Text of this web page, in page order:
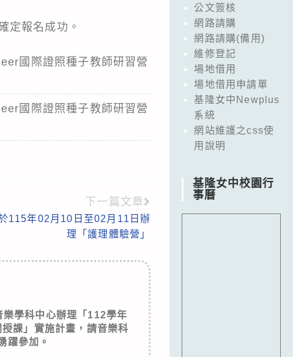
定報名成功。
國際證照種子教師研習營
國際證照種子教師研習營
下一篇文章
115年02月10日至02月11日辦
理「護理體驗營」
學科中心辦理「112學年
課」實施計畫，請音樂科
躍參加。
公文簽核
網路請購
網路請購(備用)
維修登記
場地借用
場地借用申請單
基隆女中Newplus
系統
網站維護之css使
用說明
基隆女中校園行
事曆